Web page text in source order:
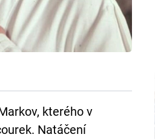
kterého v
Natáčení